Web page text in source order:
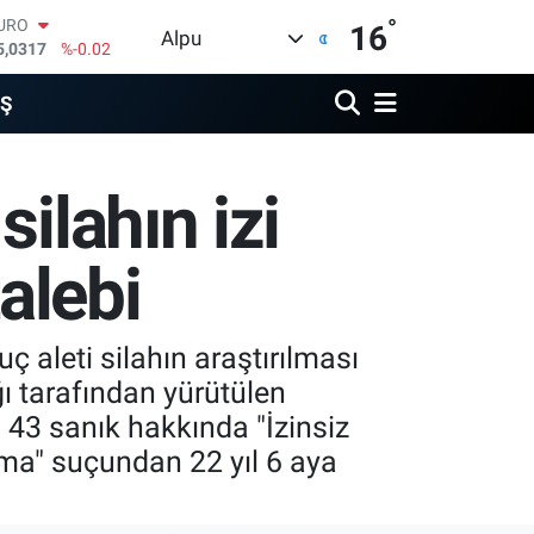
%0.07
ALTIN
%-0.63
%0.16
%-0.02
Alpu 16°
izi
aleti silahın araştırılması
tarafından yürütülen
sanık hakkında "İzinsiz
suçundan 22 yıl 6 aya